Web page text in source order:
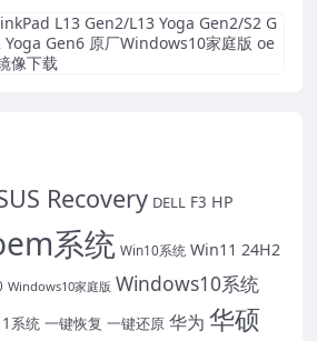
L13 Gen2/L13 Yoga Gen2/S2 G
Yoga Gen6 原厂Windows10家庭版 oe
像下载
Recovery DELL F3 HP
系统 Win10系统 Win11 24H2
Windows10家庭版 Windows10系统
系统 一键恢复 一键还原 华为 华硕